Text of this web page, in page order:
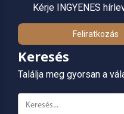
Kérje INGYENES
Feliratkozás
Keresés
Találja meg gyorsan a